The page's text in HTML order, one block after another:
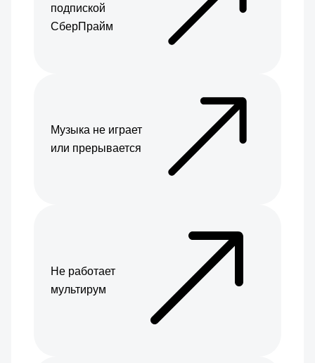
подпиской
СберПрайм
Музыка не играет
или прерывается
Не работает
мультирум